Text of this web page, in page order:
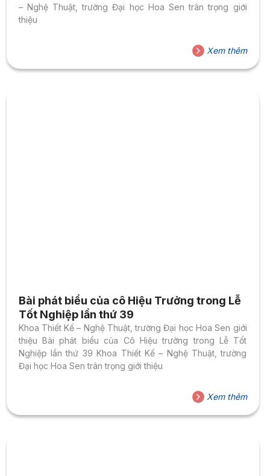
– Nghệ Thuật, trường Đại học Hoa Sen trân trọng giới
thiệu
Xem thêm
Bài phát biểu của cô Hiệu Trưởng trong Lễ
Tốt Nghiệp lần thứ 39
Khoa Thiết Kế – Nghệ Thuật, trường Đại học Hoa Sen giới
thiệu Bài phát biểu của Cô Hiệu trưởng trong Lễ Tốt
Nghiệp lần thứ 39 Khoa Thiết Kế – Nghệ Thuật, trường
Đại học Hoa Sen trân trọng giới thiệu
Xem thêm